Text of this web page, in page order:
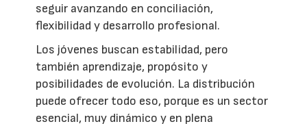
seguir avanzando en conciliación,
flexibilidad y desarrollo profesional.
Los jóvenes buscan estabilidad, pero
también aprendizaje, propósito y
posibilidades de evolución. La distribución
puede ofrecer todo eso, porque es un sector
esencial, muy dinámico y en plena